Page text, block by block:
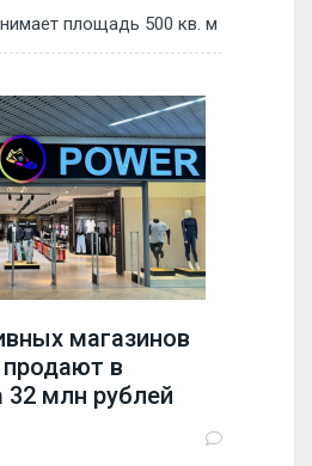
площадь 500 кв. м
магазинов
в
32 млн рублей